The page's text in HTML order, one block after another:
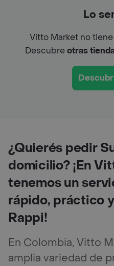
Lo
Vitto Market no
Descubreotras
¿Quierés pedir
domicilio? ¡En
tenemos un
rápido, práctico
Rappi!
En Colombia, Vitto
amplia variedad de